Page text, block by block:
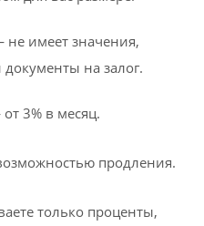
не имеет значения,
документы на залог.
3% в месяц.
продления.
только проценты,